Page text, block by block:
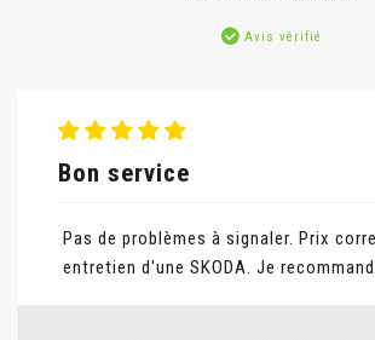
Avis vérifié
Bon service
Pas de problèmes à signaler. Prix
entretien d'une SKODA. Je